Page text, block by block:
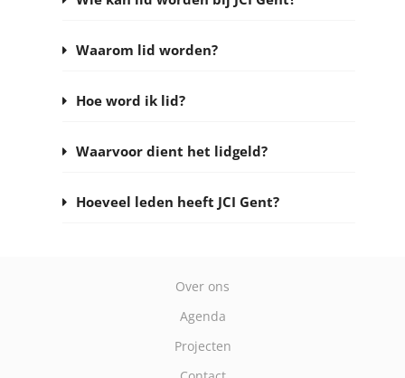
Waarom lid worden?
Hoe word ik lid?
Waarvoor dient het lidgeld?
Hoeveel leden heeft JCI Gent?
Over ons
Agenda
Projecten